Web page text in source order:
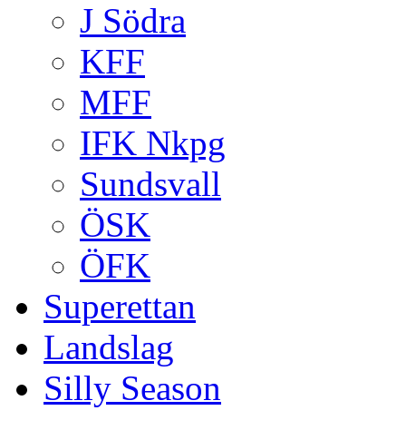
J Södra
KFF
MFF
IFK Nkpg
Sundsvall
ÖSK
ÖFK
Superettan
Landslag
Silly Season